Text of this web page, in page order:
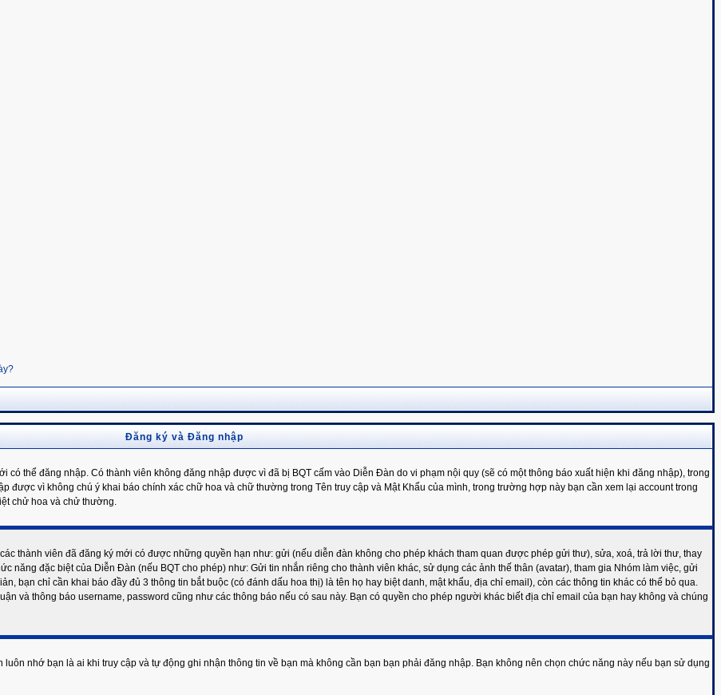
Đăng ký và Đăng nhập
có thể đăng nhập. Có thành viên không đăng nhập được vì đã bị BQT cấm vào Diễn Đàn do vi phạm nội quy (sẽ có một thông báo xuất hiện khi đăng nhập), trong
được vì không chú ý khai báo chính xác chữ hoa và chữ thường trong Tên truy cập và Mật Khẩu của mình, trong trường hợp này bạn cần xem lại account trong
chử hoa và chử thường.
thành viên đã đăng ký mới có được những quyền hạn như: gửi (nếu diễn đàn không cho phép khách tham quan được phép gửi thư), sửa, xoá, trả lời thư, thay
năng đặc biệt của Diễn Đàn (nếu BQT cho phép) như: Gửi tin nhắn riêng cho thành viên khác, sử dụng các ảnh thế thân (avatar), tham gia Nhóm làm việc, gửi
bạn chỉ cần khai báo đầy đủ 3 thông tin bắt buộc (có đánh dấu hoa thị) là tên họ hay biệt danh, mật khẩu, địa chỉ email), còn các thông tin khác có thể bỏ qua.
và thông báo username, password cũng như các thông báo nếu có sau này. Bạn có quyền cho phép người khác biết địa chỉ email của bạn hay không và chúng
luôn nhớ bạn là ai khi truy cập và tự động ghi nhận thông tin về bạn mà không cần bạn bạn phải đăng nhập. Bạn không nên chọn chức năng này nếu bạn sử dụng